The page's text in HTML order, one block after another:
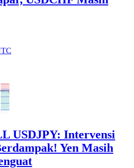
USDJPY: Intervensi
Yen Masih